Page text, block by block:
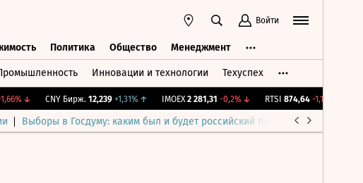
Войти
Политика Общество Менеджмент
Инновации и технологии Техуспех
↓ CNY Бирж. 12,239 +1,31%↑ IMOEX 2 281,31 -0,2%↓ RTSI 874,64 -1,12%
Выборы в Госдуму: каким был и будет российский парламент